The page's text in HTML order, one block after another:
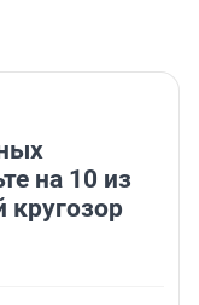
на 10 из
кругозор